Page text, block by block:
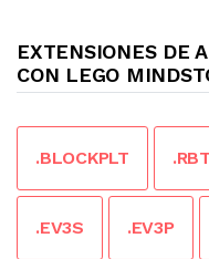
EXTENSIONES DE
CON LEGO
.BLOCKPLT .RBT
.EV3S .EV3P